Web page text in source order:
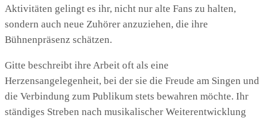
Aktivitäten gelingt es ihr, nicht nur alte Fans zu halten,
sondern auch neue Zuhörer anzuziehen, die ihre
Bühnenpräsenz schätzen.
Gitte beschreibt ihre Arbeit oft als eine
Herzensangelegenheit, bei der sie die Freude am Singen und
die Verbindung zum Publikum stets bewahren möchte. Ihr
ständiges Streben nach musikalischer Weiterentwicklung